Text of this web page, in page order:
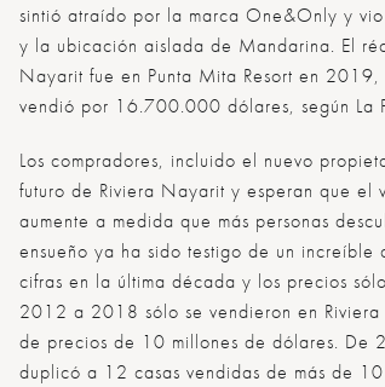
sintió atraído por la marca One&Only y
y la ubicación aislada de Mandarina. El
Nayarit fue en Punta Mita Resort en
vendió por 16.700.000 dólares, según La
Los compradores, incluido el nuevo
futuro de Riviera Nayarit y esperan que el
aumente a medida que más personas
ensueño ya ha sido testigo de un increíble
cifras en la última década y los precios
2012 a 2018 sólo se vendieron en
de precios de 10 millones de dólares. De
duplicó a 12 casas vendidas de más de